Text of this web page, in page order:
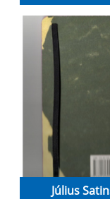
Július